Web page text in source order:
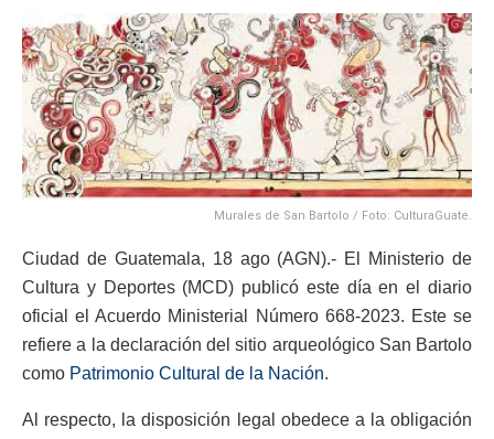
Murales de San Bartolo / Foto: CulturaGuate.
Ciudad de Guatemala, 18 ago (AGN).- El Ministerio de
Cultura y Deportes (MCD) publicó este día en el diario
oficial el Acuerdo Ministerial Número 668-2023. Este se
refiere a la declaración del sitio arqueológico San Bartolo
como Patrimonio Cultural de la Nación.
Al respecto, la disposición legal obedece a la obligación